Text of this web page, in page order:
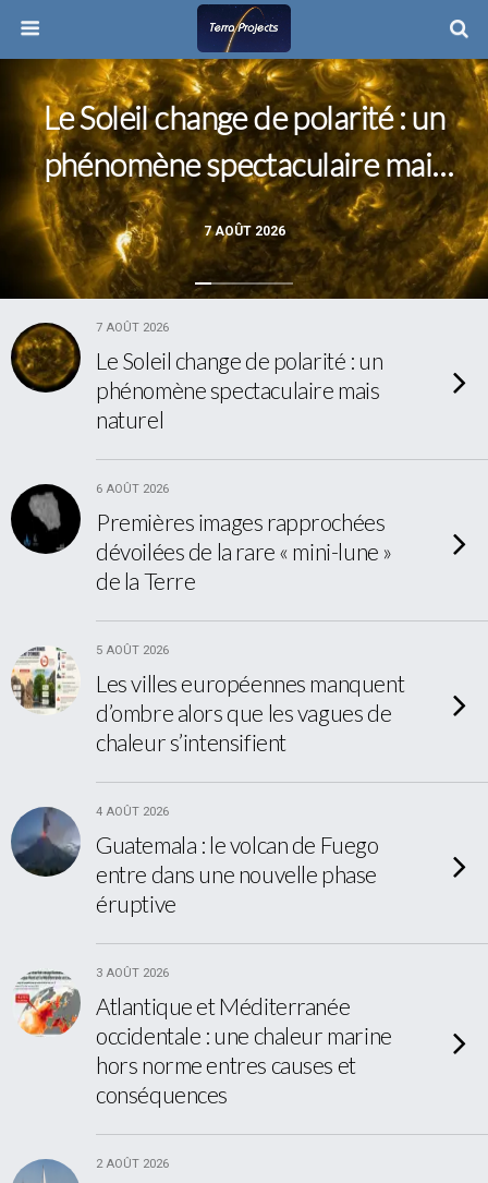
7 AOÛT 2026
Le Soleil change de polarité : un
phénomène spectaculaire mais
naturel
7 AOÛT 2026
Le Soleil change de polarité : un
phénomène spectaculaire mais
naturel
6 AOÛT 2026
Premières images rapprochées
dévoilées de la rare « mini-lune »
de la Terre
5 AOÛT 2026
Les villes européennes manquent
d’ombre alors que les vagues de
chaleur s’intensifient
4 AOÛT 2026
Guatemala : le volcan de Fuego
entre dans une nouvelle phase
éruptive
3 AOÛT 2026
Atlantique et Méditerranée
occidentale : une chaleur marine
hors norme entres causes et
conséquences
2 AOÛT 2026